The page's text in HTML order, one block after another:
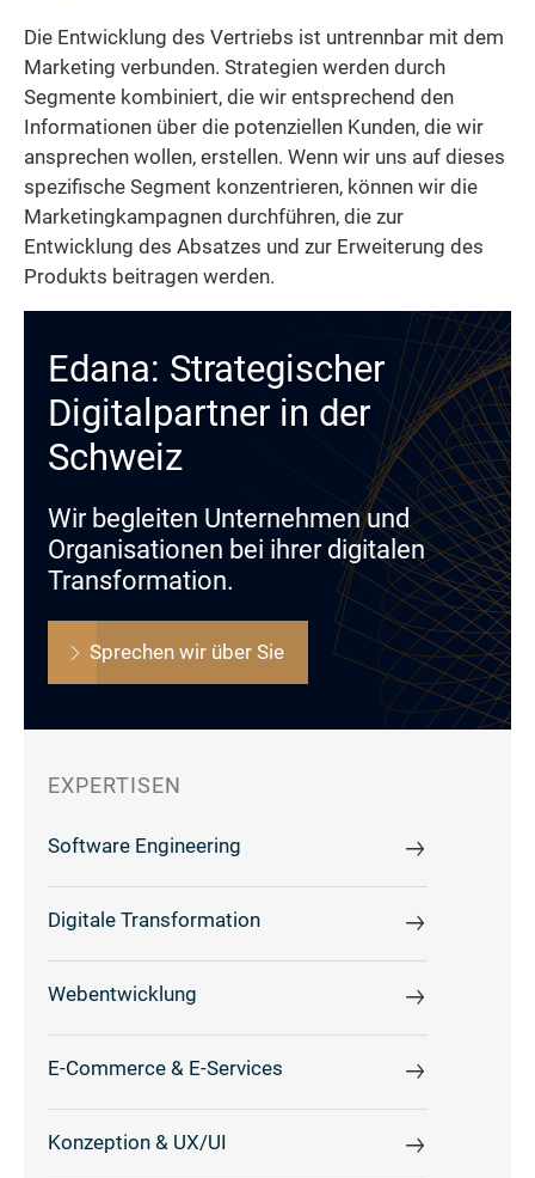
Die Entwicklung des Vertriebs ist untrennbar mit dem
Marketing verbunden. Strategien werden durch
Segmente kombiniert, die wir entsprechend den
Informationen über die potenziellen Kunden, die wir
ansprechen wollen, erstellen. Wenn wir uns auf dieses
spezifische Segment konzentrieren, können wir die
Marketingkampagnen durchführen, die zur
Entwicklung des Absatzes und zur Erweiterung des
Produkts beitragen werden.
Edana: Strategischer
Digitalpartner in der
Schweiz
Wir begleiten Unternehmen und
Organisationen bei ihrer digitalen
Transformation.
Sprechen wir über Sie
EXPERTISEN
Software Engineering
Digitale Transformation
Webentwicklung
E-Commerce & E-Services
Konzeption & UX/UI